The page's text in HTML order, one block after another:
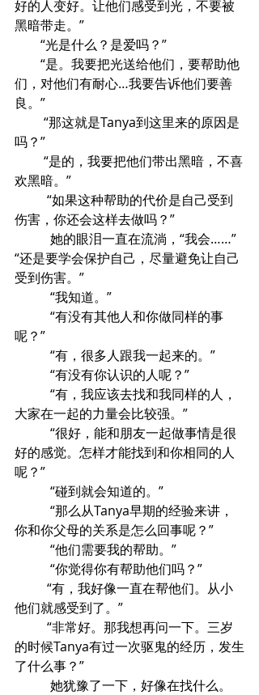
好的人变好。让他们感受到光，不要被
黑暗带走。”
“光是什么？是爱吗？”
“是。我要把光送给他们，要帮助他
们，对他们有耐心…我要告诉他们要善
良。”
“那这就是Tanya到这里来的原因是
吗？”
“是的，我要把他们带出黑暗，不喜
欢黑暗。”
“如果这种帮助的代价是自己受到
伤害，你还会这样去做吗？”
她的眼泪一直在流淌，“我会……”
“还是要学会保护自己，尽量避免让自己
受到伤害。”
“我知道。”
“有没有其他人和你做同样的事
呢？”
“有，很多人跟我一起来的。”
“有没有你认识的人呢？”
“有，我应该去找和我同样的人，
大家在一起的力量会比较强。”
“很好，能和朋友一起做事情是很
好的感觉。怎样才能找到和你相同的人
呢？”
“碰到就会知道的。”
“那么从Tanya早期的经验来讲，
你和你父母的关系是怎么回事呢？”
“他们需要我的帮助。”
“你觉得你有帮助他们吗？”
他们就感受到了。”
的时候Tanya有过一次驱鬼的经历，发生
了什么事？”